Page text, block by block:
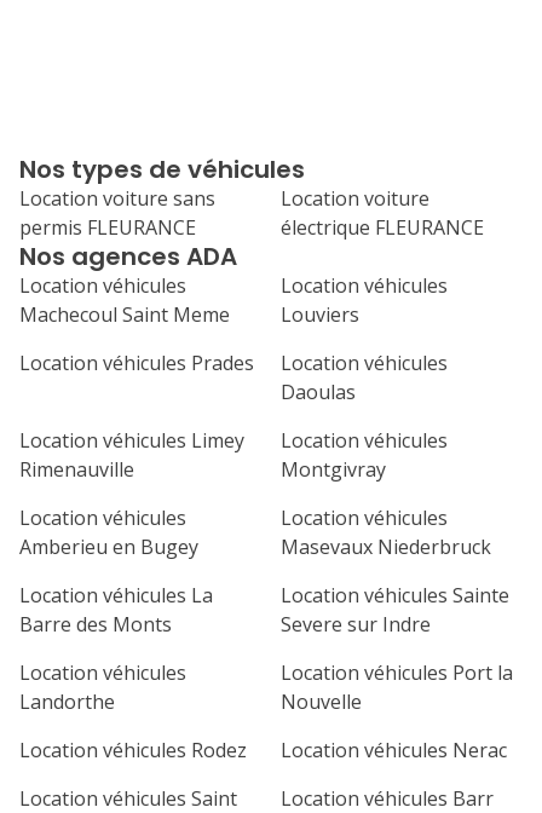
24 25 26
31
septembre 2026
lu ma me
1
3
9
14 16
21 23 24
29
Nos agences ADA
Location véhicules
Machecoul Saint Meme
Location véhicules
Louviers
Location véhicules Prades
Location véhicules
Daoulas
Location véhicules Limey
Rimenauville
Location véhicules
Montgivray
Location véhicules
Amberieu en Bugey
Location véhicules
Masevaux Niederbruck
Location véhicules La
Barre des Monts
Location véhicules Sainte
Severe sur Indre
Location véhicules
Landorthe
Location véhicules Port la
Nouvelle
Location véhicules Rodez
Location véhicules Nerac
Location véhicules Saint
Location véhicules Barr
Nos types de véhicules
Location voiture sans
permis FLEURANCE
Location voiture
électrique FLEURANCE